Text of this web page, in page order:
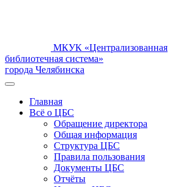
МКУК «Централизованная
библиотечная система»
города Челябинска
Главная
Всё о ЦБС
Обращение директора
Общая информация
Структура ЦБС
Правила пользования
Документы ЦБС
Отчёты